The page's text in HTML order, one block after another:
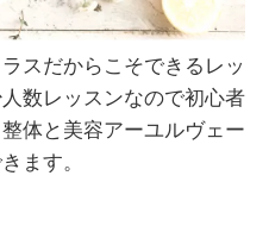
スだからこそできるレッ
数レッスンなので初心者
体と美容アーユルヴェー
ます。